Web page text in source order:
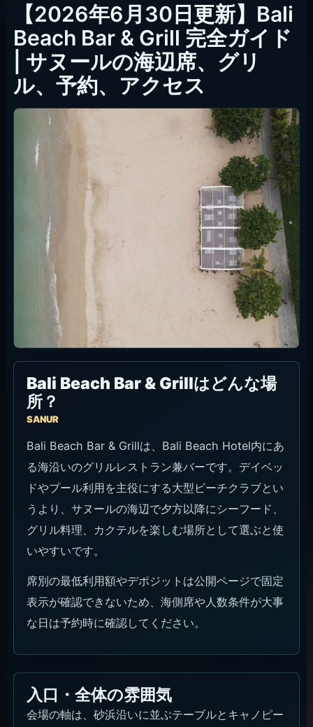
【2026年6月30日更新】Bali
Beach Bar & Grill 完全ガイド
| サヌールの海辺席、グリ
ル、予約、アクセス
Bali Beach Bar & Grillはどんな場
所？
SANUR
Bali Beach Bar & Grillは、Bali Beach Hotel内にあ
る海沿いのグリルレストラン兼バーです。デイベッ
ドやプール利用を主役にする大型ビーチクラブとい
うより、サヌールの海辺で夕方以降にシーフード、
グリル料理、カクテルを楽しむ場所として選ぶと使
いやすいです。
席別の最低利用額やデポジットは公開ページで固定
表示が確認できないため、海側席や人数条件が大事
な日は予約時に確認してください。
入口・全体の雰囲気
会場の軸は、砂浜沿いに並ぶテーブルとキャノピー